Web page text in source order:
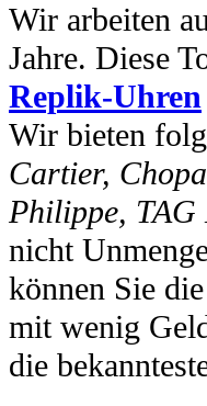
Wir arbeiten
Jahre. Diese
Replik-Uhren
Wir bieten
Cartier,
Philippe, TAG
nicht
können Sie
mit wenig
die